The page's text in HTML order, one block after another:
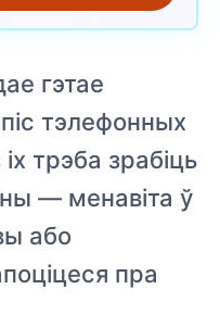
гэтае
тэлефонных
трэба зрабіць
— менавіта ў
або
пра